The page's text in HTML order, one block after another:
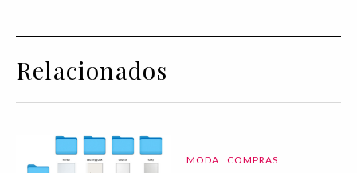
Relacionados
MODA COMPRAS